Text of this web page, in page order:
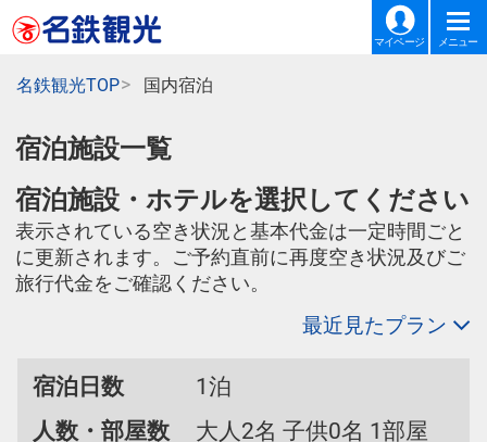
マイページ メニュー
名鉄観光TOP 国内宿泊
宿泊施設一覧
宿泊施設・ホテルを選択してください
表示されている空き状況と基本代金は一定時間ごと
に更新されます。ご予約直前に再度空き状況及びご
旅行代金をご確認ください。
最近見たプラン
宿泊日数
1泊
人数・部屋数
大人2名 子供0名 1部屋